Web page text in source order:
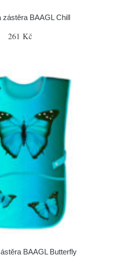
zástěra BAAGL Chill
261 Kč
BAAGL Butterfly